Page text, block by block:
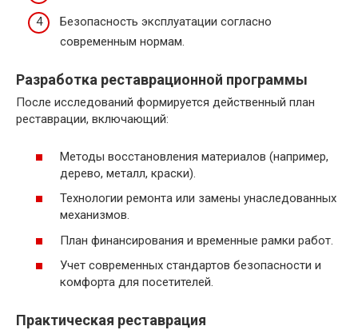
Безопасность эксплуатации согласно
современным нормам.
Разработка реставрационной программы
После исследований формируется действенный план
реставрации, включающий:
Методы восстановления материалов (например,
дерево, металл, краски).
Технологии ремонта или замены унаследованных
механизмов.
План финансирования и временные рамки работ.
Учет современных стандартов безопасности и
комфорта для посетителей.
Практическая реставрация